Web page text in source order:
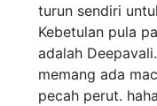
turun sendiri
Kebetulan pula
adalah
memang ada
pecah perut.